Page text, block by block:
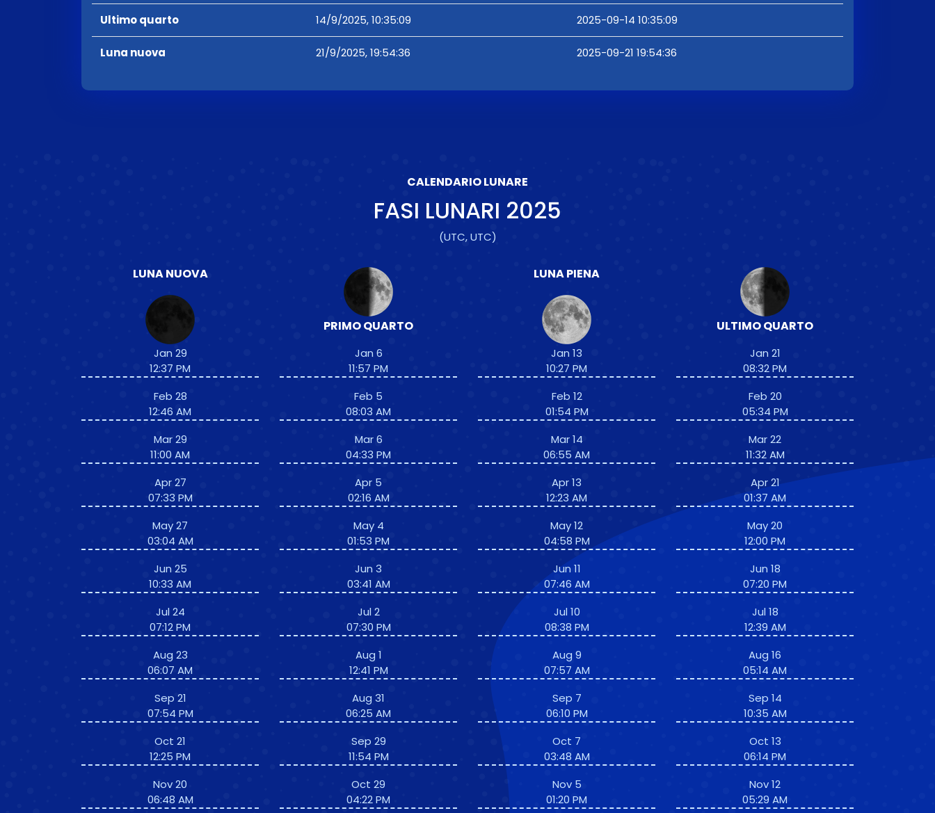
Ultimo quarto 14/9/2025, 10:35:09 2025-09-14 10:35:09
Luna nuova 21/9/2025, 19:54:36 2025-09-21 19:54:36
CALENDARIO LUNARE
FASI LUNARI 2025
(UTC, UTC)
LUNA NUOVA
Jan 29
12:37 PM
Feb 28
12:46 AM
Mar 29
11:00 AM
Apr 27
07:33 PM
May 27
03:04 AM
Jun 25
10:33 AM
Jul 24
07:12 PM
Aug 23
06:07 AM
Sep 21
07:54 PM
Oct 21
12:25 PM
Nov 20
06:48 AM
PRIMO QUARTO
Jan 6
11:57 PM
Feb 5
08:03 AM
Mar 6
04:33 PM
Apr 5
02:16 AM
May 4
01:53 PM
Jun 3
03:41 AM
Jul 2
07:30 PM
Aug 1
12:41 PM
Aug 31
06:25 AM
Sep 29
11:54 PM
Oct 29
04:22 PM
LUNA PIENA
Jan 13
10:27 PM
Feb 12
01:54 PM
Mar 14
06:55 AM
Apr 13
12:23 AM
May 12
04:58 PM
Jun 11
07:46 AM
Jul 10
08:38 PM
Aug 9
07:57 AM
Sep 7
06:10 PM
Oct 7
03:48 AM
Nov 5
01:20 PM
ULTIMO QUARTO
Jan 21
08:32 PM
Feb 20
05:34 PM
Mar 22
11:32 AM
Apr 21
01:37 AM
May 20
12:00 PM
Jun 18
07:20 PM
Jul 18
12:39 AM
Aug 16
05:14 AM
Sep 14
10:35 AM
Oct 13
06:14 PM
Nov 12
05:29 AM